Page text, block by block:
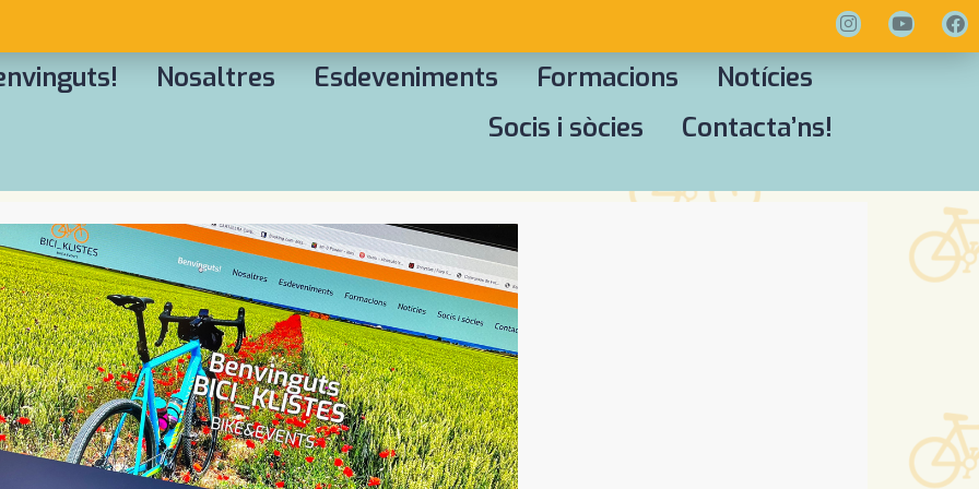
Nosaltres Esdeveniments Formacions
Notícies
Socis i sòcies
Contacta’ns!